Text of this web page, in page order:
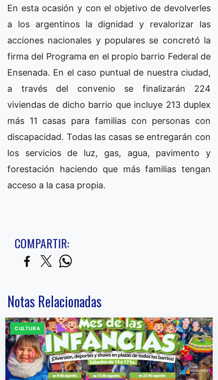
En esta ocasión y con el objetivo de devolverles
a los argentinos la dignidad y revalorizar las
acciones nacionales y populares se concretó la
firma del Programa en el propio barrio Federal de
Ensenada. En el caso puntual de nuestra ciudad,
a través del convenio se finalizarán 224
viviendas de dicho barrio que incluye 213 duplex
más 11 casas para familias con personas con
discapacidad. Todas las casas se entregarán con
los servicios de luz, gas, agua, pavimento y
forestación haciendo que más familias tengan
acceso a la casa propia.
COMPARTIR:
Notas Relacionadas
CULTURA